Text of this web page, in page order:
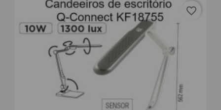
favorite_border